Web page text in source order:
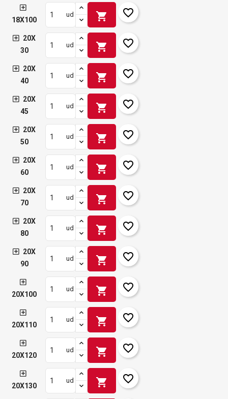
18X100
ud shopping_cart favorite_border
20X
30
ud shopping_cart favorite_border
20X
40
ud shopping_cart favorite_border
20X
45
ud shopping_cart favorite_border
20X
50
ud shopping_cart favorite_border
20X
60
ud shopping_cart favorite_border
20X
70
ud shopping_cart favorite_border
20X
80
ud shopping_cart favorite_border
20X
90
ud shopping_cart favorite_border
20X100
ud shopping_cart favorite_border
20X110
ud shopping_cart favorite_border
20X120
ud shopping_cart favorite_border
20X130
ud shopping_cart favorite_border